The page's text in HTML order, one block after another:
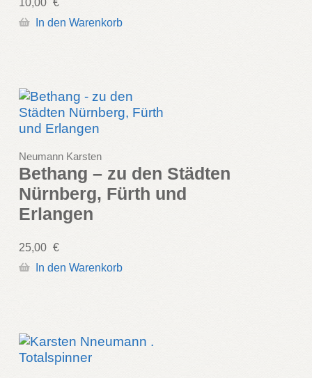
In den Warenkorb
Neumann Karsten
Bethang – zu den Städten
Nürnberg, Fürth und
Erlangen
25,00 €
In den Warenkorb